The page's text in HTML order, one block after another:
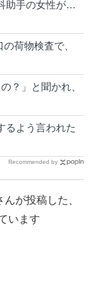
助手の女性が…
荷物検査で、
？」と聞かれ、
るよう言われた
Recommended by
んが投稿した、
います